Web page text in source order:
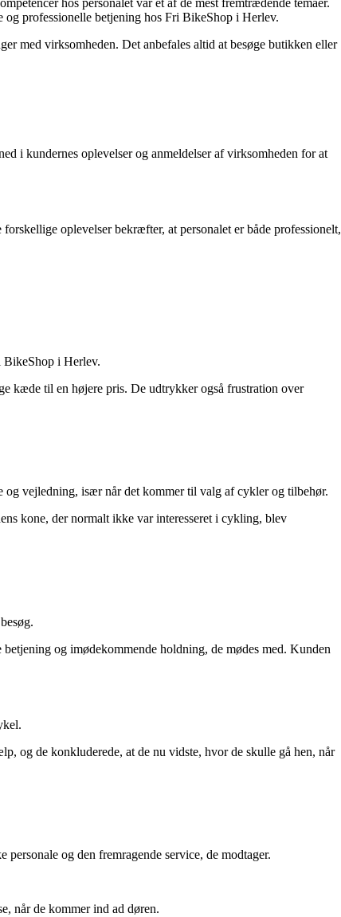
hos personalet var et af de mest fremtrædende temaer.
professionelle betjening hos Fri BikeShop i Herlev.
med virksomheden. Det anbefales altid at besøge butikken eller
i kundernes oplevelser og anmeldelser af virksomheden for at
oplevelser bekræfter, at personalet er både professionelt,
BikeShop i Herlev.
kæde til en højere pris. De udtrykker også frustration over
og vejledning, især når det kommer til valg af cykler og tilbehør.
kone, der normalt ikke var interesseret i cykling, blev
og imødekommende holdning, de mødes med. Kunden
og de konkluderede, at de nu vidste, hvor de skulle gå hen, når
og den fremragende service, de modtager.
når de kommer ind ad døren.